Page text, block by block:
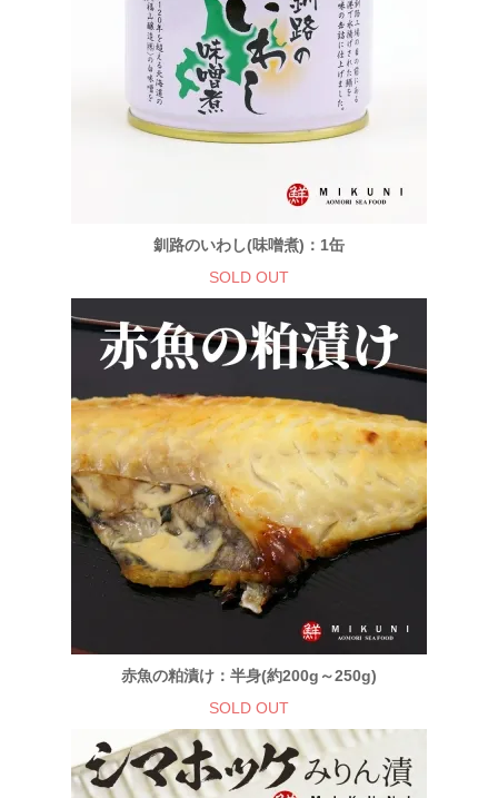
釧路のいわし(味噌煮)：1缶
SOLD OUT
赤魚の粕漬け：半身(約200g～250g)
SOLD OUT